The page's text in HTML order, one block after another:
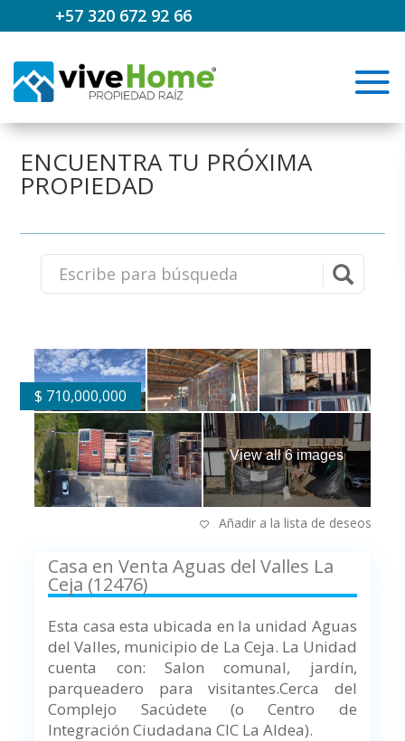
+57 320 672 92 66
ENCUENTRA TU PRÓXIMA
PROPIEDAD
$ 710,000,000
View all 6 images
Añadir a la lista de deseos
Casa en Venta Aguas del Valles La
Ceja (12476)
Esta casa esta ubicada en la unidad Aguas
del Valles, municipio de La Ceja. La Unidad
cuenta con: Salon comunal, jardín,
parqueadero para visitantes.Cerca del
Complejo Sacúdete (o Centro de
Integración Ciudadana CIC La Aldea).